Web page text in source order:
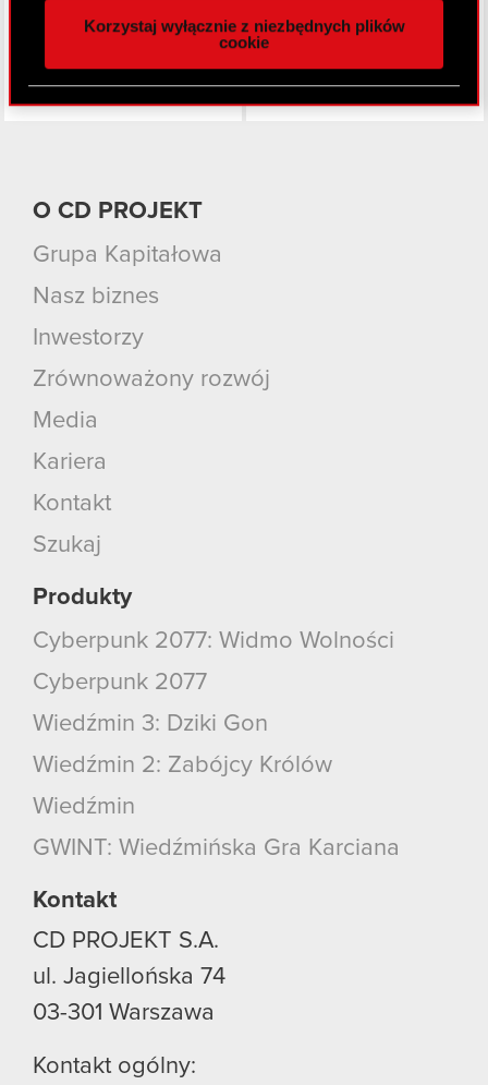
z naszej witryny, udostępniamy partnerom
społecznościowym, reklamowym i analitycznym.
Partnerzy mogą połączyć te informacje z innymi
danymi otrzymanymi od Ciebie lub uzyskanymi
Korzystaj wyłącznie z niezbędnych plików
cookie
O CD PROJEKT
Grupa Kapitałowa
Nasz biznes
Inwestorzy
Zrównoważony rozwój
Media
Kariera
Kontakt
Szukaj
Produkty
Cyberpunk 2077: Widmo Wolności
Cyberpunk 2077
Wiedźmin 3: Dziki Gon
Wiedźmin 2: Zabójcy Królów
Wiedźmin
GWINT: Wiedźmińska Gra Karciana
Kontakt
CD PROJEKT S.A.
ul. Jagiellońska 74
03-301 Warszawa
Kontakt ogólny: